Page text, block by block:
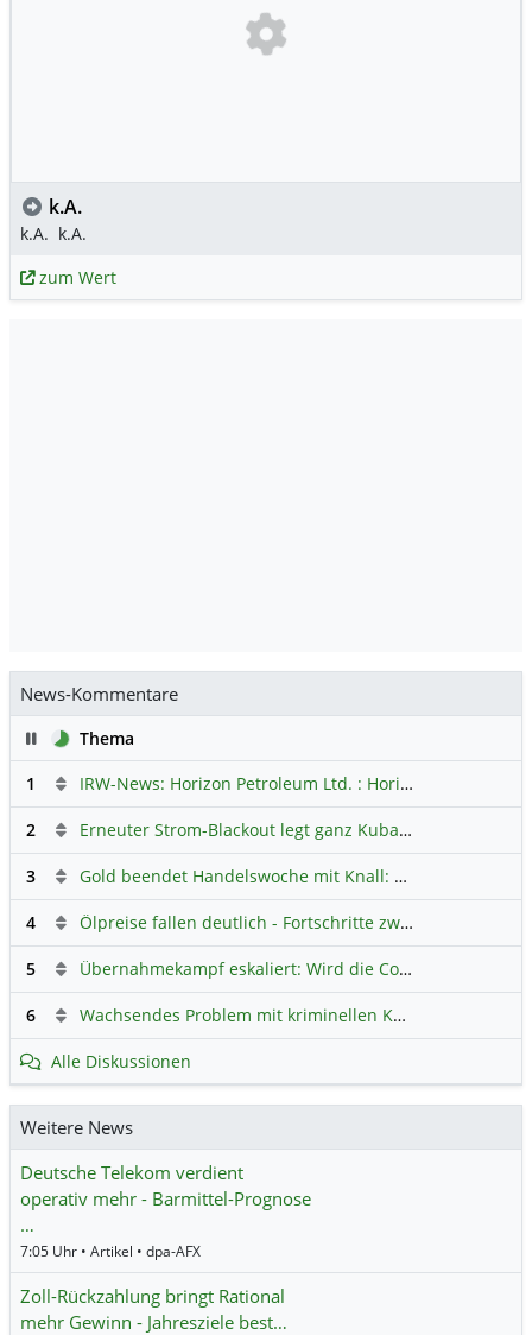
k.A.
k.A. k.A.
zum Wert
News-Kommentare
PauseThema
1
IRW-News: Horizon Petroleum Ltd. : Horizon Petroleum beginnt mit der Testförderung im Projekt Lachowice in Polen und schließt die Platzierung einer überzeichneten Wandelanleihe ab
2 Erneuter Strom-Blackout legt ganz Kuba lahm
3 Gold beendet Handelswoche mit Knall: Barrick Mining – Ist diese Aktie wieder ein Kauf?
4 Ölpreise fallen deutlich - Fortschritte zwischen USA und Iran belasten
5 Übernahmekampf eskaliert: Wird die Commerzbank italienisch?
6 Wachsendes Problem mit kriminellen Kunden im Online-Handel
Alle Diskussionen
Weitere News
Deutsche Telekom verdient
operativ mehr - Barmittel-Prognose
…
7:05 Uhr • Artikel • dpa-AFX
Zoll-Rückzahlung bringt Rational
mehr Gewinn - Jahresziele best…